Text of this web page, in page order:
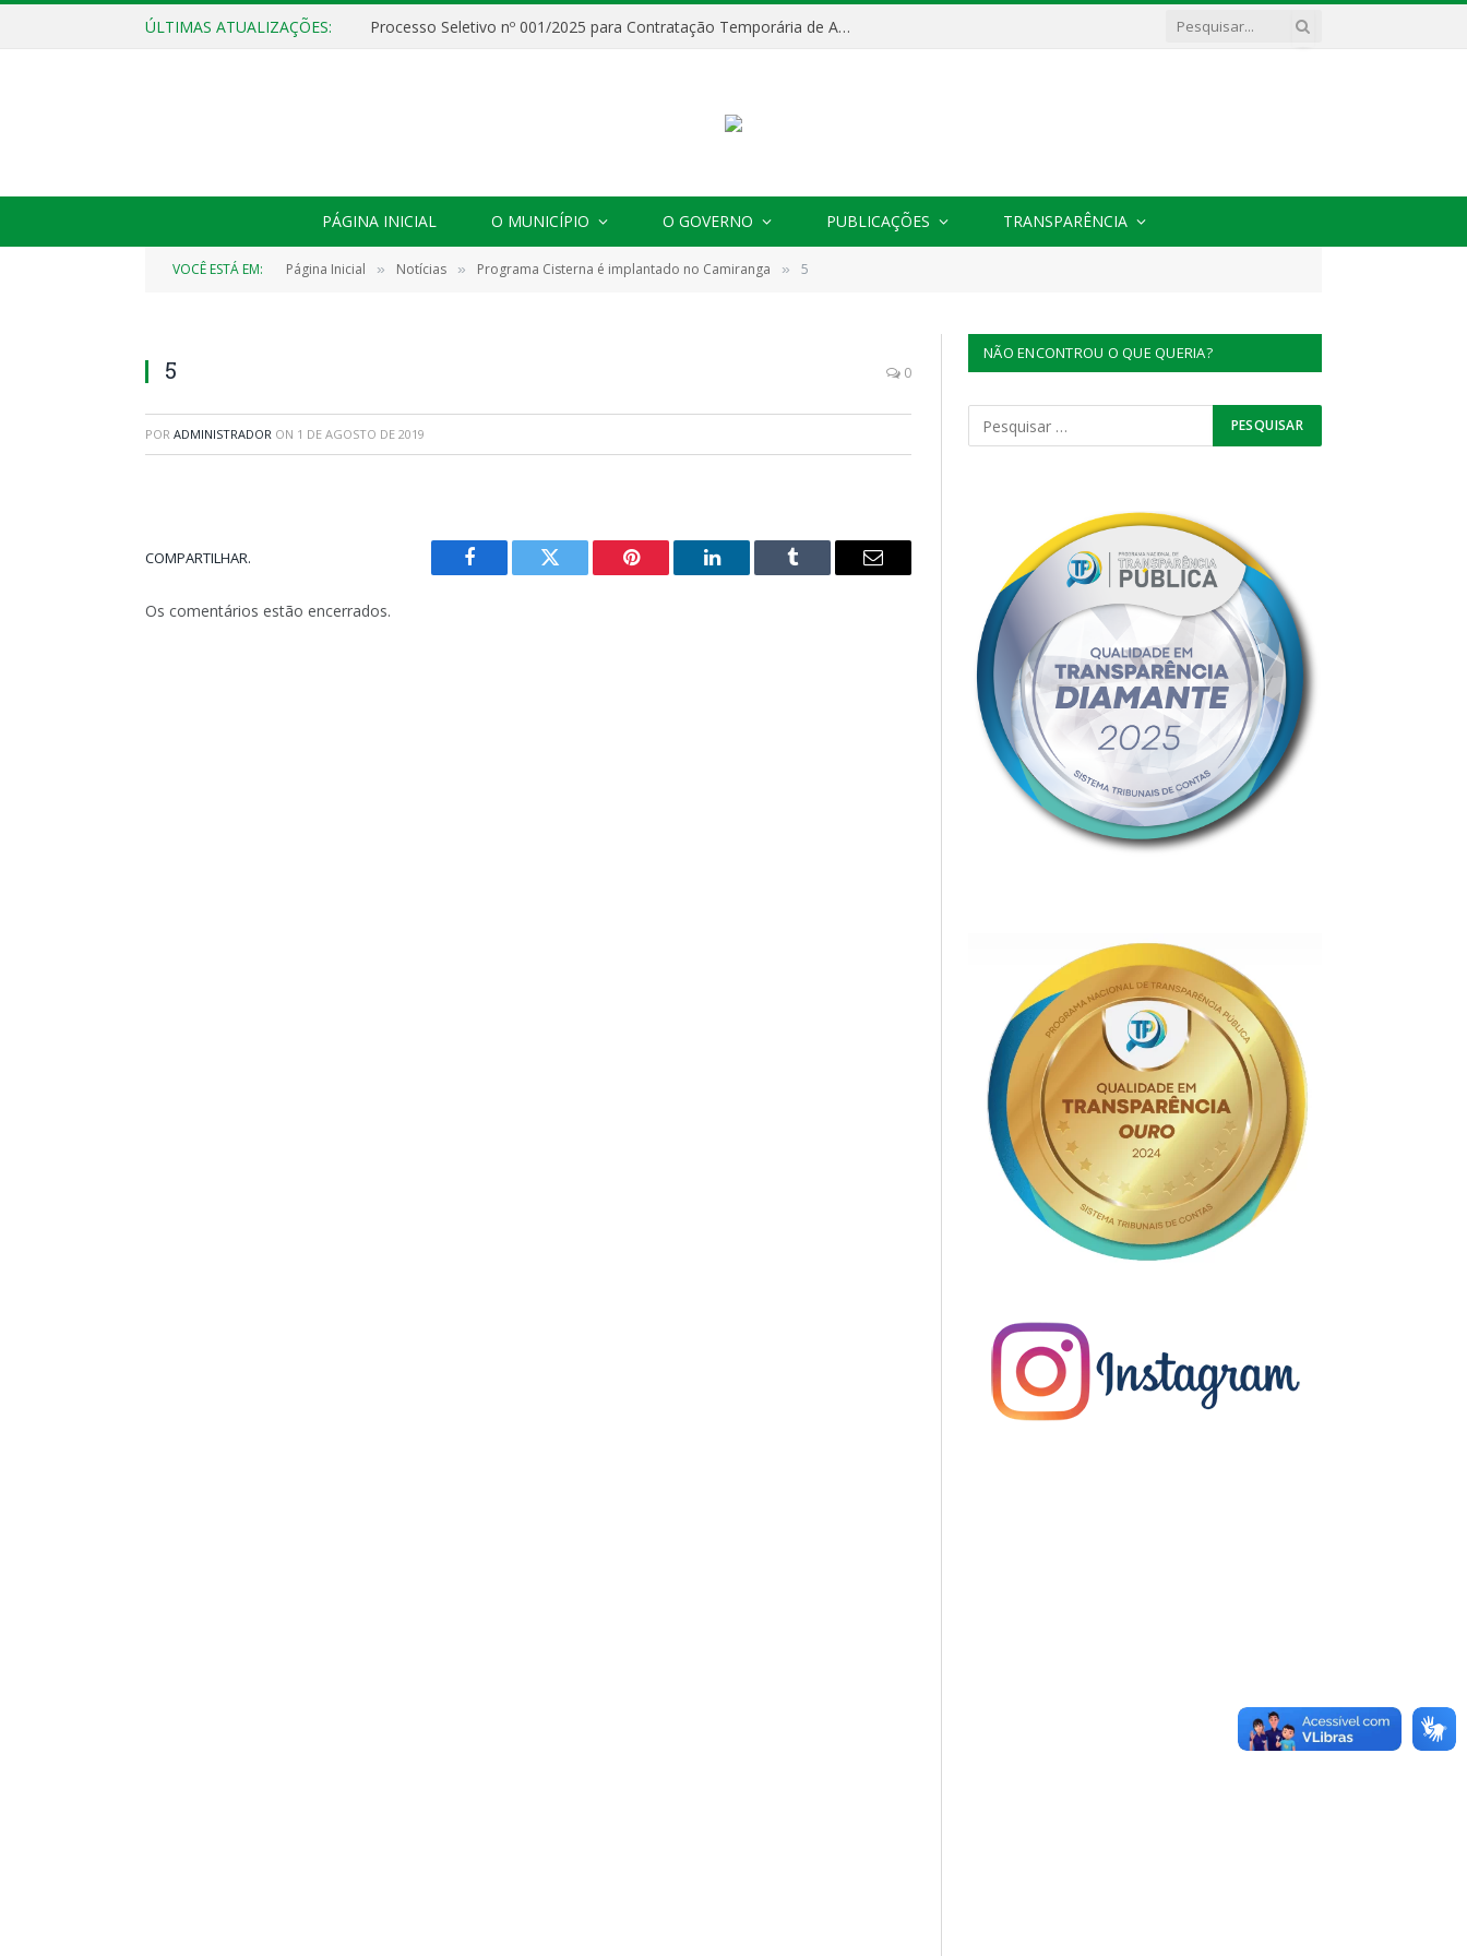
ÚLTIMAS ATUALIZAÇÕES: Processo Seletivo nº 001/2025 para Contratação Temporária de Agentes Comunitários de Saúde (ACS)
PÁGINA INICIAL O MUNICÍPIO O GOVERNO PUBLICAÇÕES TRANSPARÊNCIA
VOCÊ ESTÁ EM: Página Inicial » Notícias » Programa Cisterna é implantado no Camiranga » 5
5 0
POR ADMINISTRADOR ON 1 DE AGOSTO DE 2019
COMPARTILHAR.
Facebook Twitter Pinterest LinkedIn Tumblr
E-
Os comentários estão encerrados.
NÃO ENCONTROU O QUE QUERIA?